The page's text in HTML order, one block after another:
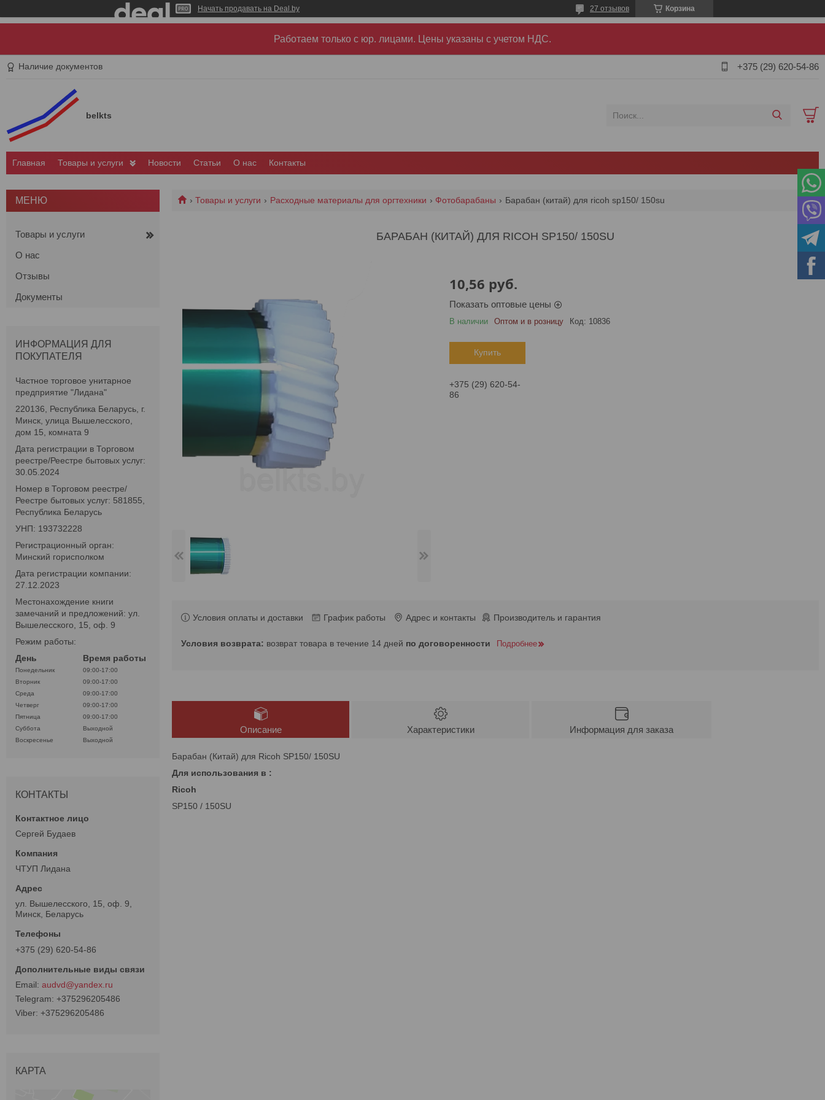
Начать продавать на Deal.by Корзина
27 отзывов
Работаем только с юр. лицами. Цены указаны c учетом НДС.
Наличие документов +375 (29) 620-54-86
belkts
Главная Товары и услуги Новости Статьи О нас Контакты
Товары и услуги Расходные материалы для оргтехники Фотобарабаны Барабан (китай) для ricoh sp150/ 150su
БАРАБАН (КИТАЙ) ДЛЯ RICOH SP150/ 150SU
10,56 руб.
Показать оптовые цены
В наличии Оптом и в розницу Код: 10836
Купить
+375 (29) 620-54-
86
Условия оплаты и доставки График работы Адрес и контакты Производитель и гарантия
возврат товара в течение 14 дней по договоренности Подробнее
Описание Характеристики Информация для заказа
Барабан (Китай) для Ricoh SP150/ 150SU
Для использования в :
Ricoh
SP150 / 150SU
Товары и услуги
О нас
Отзывы
Документы
ИНФОРМАЦИЯ ДЛЯ
ПОКУПАТЕЛЯ
Частное торговое унитарное
предприятие "Лидана"
220136, Республика Беларусь, г.
Минск, улица Вышелесского,
дом 15, комната 9
Дата регистрации в Торговом
реестре/Реестре бытовых услуг:
30.05.2024
Номер в Торговом реестре/
Реестре бытовых услуг: 581855,
Республика Беларусь
УНП: 193732228
Регистрационный орган:
Минский горисполком
Дата регистрации компании:
27.12.2023
Местонахождение книги
замечаний и предложений: ул.
Вышелесского, 15, оф. 9
Режим работы:
День
Время работы
Понедельник
09:00-17:00
Вторник
09:00-17:00
Среда
09:00-17:00
Четверг
09:00-17:00
Пятница
09:00-17:00
Суббота
Выходной
Воскресенье
Выходной
КОНТАКТЫ
Сергей Будаев
ЧТУП Лидана
ул. Вышелесского, 15, оф. 9,
Минск, Беларусь
+375 (29) 620-54-86
audvd@yandex.ru
+375296205486
+375296205486
КАРТА